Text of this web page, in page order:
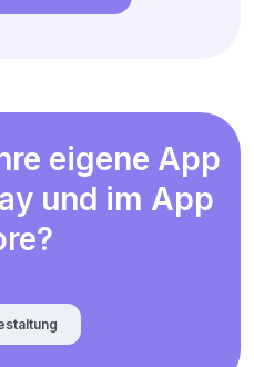
eigene App
und im App